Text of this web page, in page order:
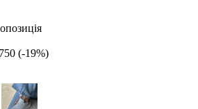
(-19%)